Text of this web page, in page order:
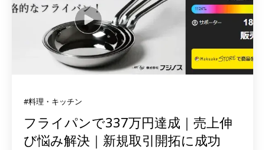
#料理・キッチン
フライパンで337万円達成｜売上伸
び悩み解決｜新規取引開拓に成功